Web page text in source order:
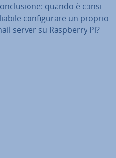
quando è con­si­
con­fi­gu­ra­re un proprio
server su Raspberry Pi?